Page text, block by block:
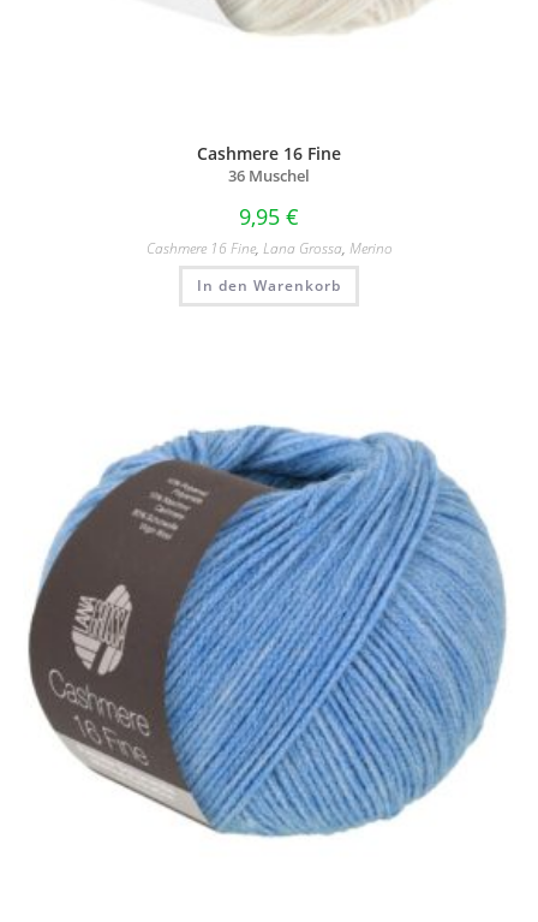
Cashmere 16 Fine
36 Muschel
9,95 €
Cashmere 16 Fine, Lana Grossa, Merino
In den Warenkorb